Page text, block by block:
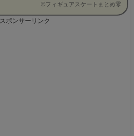
©フィギュアスケートまとめ零
スポンサーリンク